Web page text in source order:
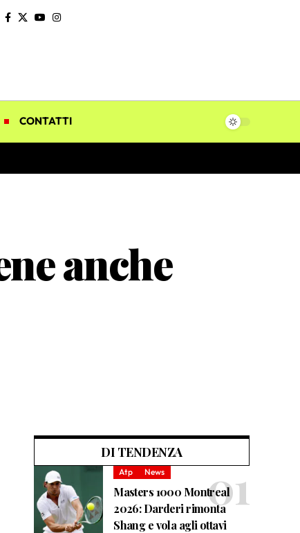
CONTATTI
anche
DI TENDENZA
Atp News
Masters 1000 Montreal
2026: Darderi rimonta
Shang e vola agli ottavi